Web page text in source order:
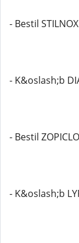
- Bestil
- K&oslash;b
- Bestil
- K&oslash;b